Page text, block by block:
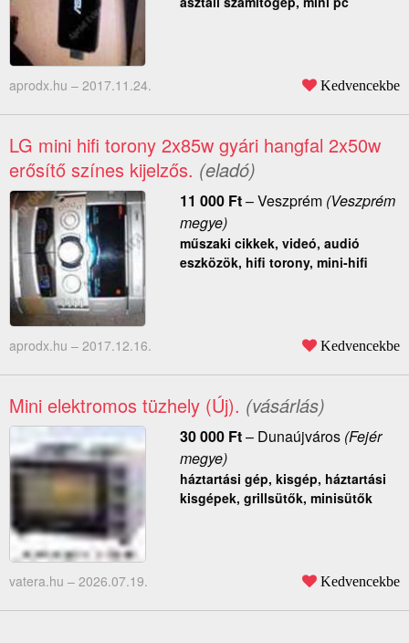
aprodx.hu – 2017.11.24. Kedvencekbe
LG mini hifi torony 2x85w gyári hangfal 2x50w
erősítő színes kijelzős. (eladó)
11 000 Ft–Veszprém(Veszprém
megye)
műszaki cikkek, videó, audió
eszközök, hifi torony, mini-hifi
aprodx.hu – 2017.12.16. Kedvencekbe
Mini elektromos tüzhely (Új). (vásárlás)
30 000 Ft– Dunaújváros(Fejér
megye)
háztartási gép, kisgép, háztartási
kisgépek, grillsütők, minisütők
vatera.hu – 2026.07.19. Kedvencekbe